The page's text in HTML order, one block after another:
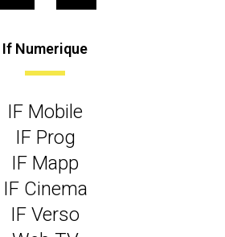
If Numerique
IF Mobile
IF Prog
IF Mapp
IF Cinema
IF Verso